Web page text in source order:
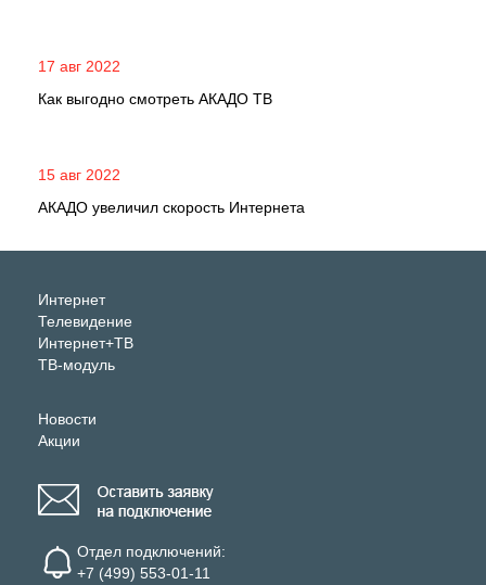
17 авг 2022
Как выгодно смотреть АКАДО ТВ
15 авг 2022
АКАДО увеличил скорость Интернета
Интернет
Телевидение
Интернет+ТВ
ТВ-модуль
Новости
Акции
Отдел подключений:
+7 (499) 553-01-11